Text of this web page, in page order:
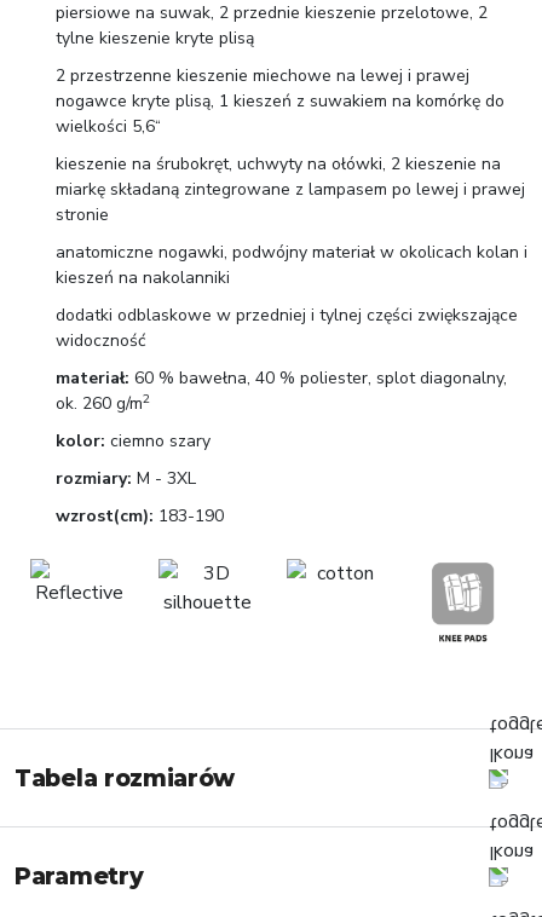
piersiowe na suwak, 2 przednie kieszenie przelotowe, 2
tylne kieszenie kryte plisą
2 przestrzenne kieszenie miechowe na lewej i prawej
nogawce kryte plisą, 1 kieszeń z suwakiem na komórkę do
wielkości 5,6“
kieszenie na śrubokręt, uchwyty na ołówki, 2 kieszenie na
miarkę składaną zintegrowane z lampasem po lewej i prawej
stronie
anatomiczne nogawki, podwójny materiał w okolicach kolan i
kieszeń na nakolanniki
dodatki odblaskowe w przedniej i tylnej części zwiększające
widoczność
materiał: 60 % bawełna, 40 % poliester, splot diagonalny,
ok. 260 g/m2
kolor: ciemno szary
rozmiary: M - 3XL
wzrost(cm): 183-190
Tabela rozmiarów
Parametry